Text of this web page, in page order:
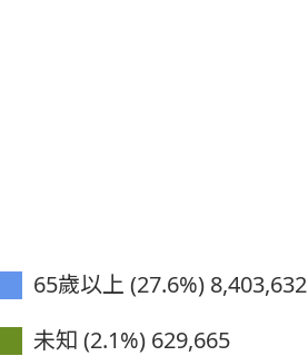
65歲以上 (27.6%) 8,403,632
未知 (2.1%) 629,665